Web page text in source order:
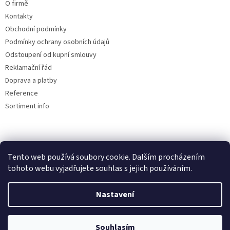
Tento web používá soubory cookie. Dalším procházením
tohoto webu vyjadřujete souhlas s jejich používáním.
Nastavení
Souhlasím
O firmě
Kontakty
Obchodní podmínky
Podmínky ochrany osobních údajů
Odstoupení od kupní smlouvy
Reklamační řád
Doprava a platby
Reference
Sortiment info
Reklamační řád
Vytvořil Shoptet